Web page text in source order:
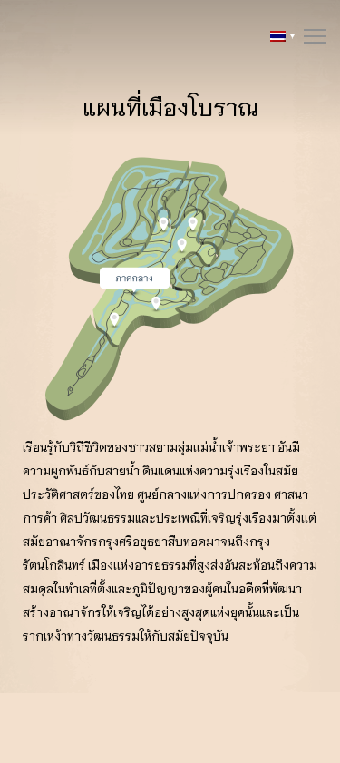
แผนที่เมืองโบราณ
เรียนรู้กับวิถีชีวิตของชาวสยามลุ่มเเม่นํ้าเจ้าพระยา อันมี
ความผูกพันธ์กับสายน้ำ ดินแดนแห่งความรุ่งเรืองในสมัย
ประวัติศาสตร์ของไทย ศูนย์กลางแห่งการปกครอง ศาสนา
การค้า ศิลปวัฒนธรรมและประเพณีที่เจริญรุ่งเรืองมาตั้งเเต่
สมัยอาณาจักรกรุงศรีอยุธยาสืบทอดมาจนถึงกรุง
รัตนโกสินทร์ เมืองเเห่งอารยธรรมที่สูงส่งอันสะท้อนถึงความ
สมดุลในทำเลที่ตั้งและภูมิปัญญาของผู้คนในอดีตที่พัฒนา
สร้างอาณาจักรให้เจริญได้อย่างสูงสุดแห่งยุคนั้นและเป็น
รากเหง้าทางวัฒนธรรมให้กับสมัยปัจจุบัน